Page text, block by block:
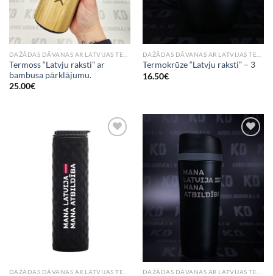
Termoss “Latvju raksti” ar
bambusa pārklājumu.
25.00€
Termokrūze “Latvju raksti” – 3
16.50€
Add to